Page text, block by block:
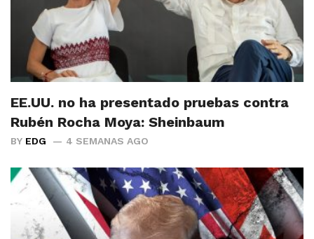
EE.UU. no ha presentado pruebas contra
Rubén Rocha Moya: Sheinbaum
BY EDG 4 SEMANAS AGO